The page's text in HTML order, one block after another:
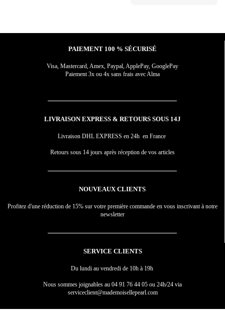
PAIEMENT 100 % SÉCURISÉ
Visa, Mastercard, Amex, Paypal, ApplePay, GooglePay
Paiement 3x ou 4x sans frais avec Alma
LIVRAISON EXPRESS & RETOURS SOUS 14J
Livraison DHL EXPRESS en 24h en France
Retours sous 14 jours après réception de vos articles
NOUVEAUX CLIENTS
Profitez d'une réduction de 15% sur votre première commande en vous inscrivant à notre
newsletter
SERVICE CLIENTS
Du lundi au vendredi de 10h à 19h
Nous sommes joignables au 04 91 76 44 05 ou 24h/24 via
serviceclient@mademoisellepearl.com